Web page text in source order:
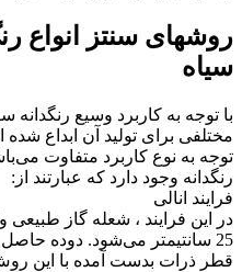
روشهای سنتز انواع
سیاه
با توجه به کاربرد وسیع
مختلفی برای تولید آن ابداع
توجه به نوع کاربرد متفاوت
رنگدانه وجود دارد که عبارتند از:
فرایند انالی
25 سانتیمتر می‌شود. دوده
قطر ذرات بدست آمده با این روش 10 تا 300 نانومتر